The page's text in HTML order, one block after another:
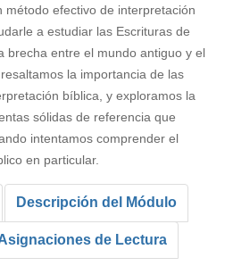
método efectivo de interpretación
a estudiar las Escrituras de
brecha entre el mundo antiguo y el
la importancia de las
bíblica, y exploramos la
sólidas de referencia que
intentamos comprender el
en particular.
Descripción del Módulo
de Lectura